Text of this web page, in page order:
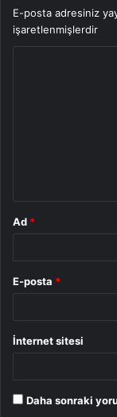
E-posta adresiniz
işaretlenmişlerdir
Ad *
E-posta *
İnternet sitesi
Daha sonraki